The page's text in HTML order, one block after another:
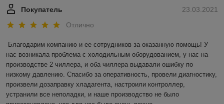
23.03.2021
Покупатель
Отлично
Благодарим компанию и ее сотрудников за оказанную помощь! У
нас возникала проблема с холодильным оборудованием, у нас на
производстве 2 чиллера, и оба чиллера выдавали ошибку по
низкому давлению. Спасибо за оперативность, провели диагностику,
произвели дозаправку хладагента, настроили контроллер,
устранили все неполадки, и наше производство не было